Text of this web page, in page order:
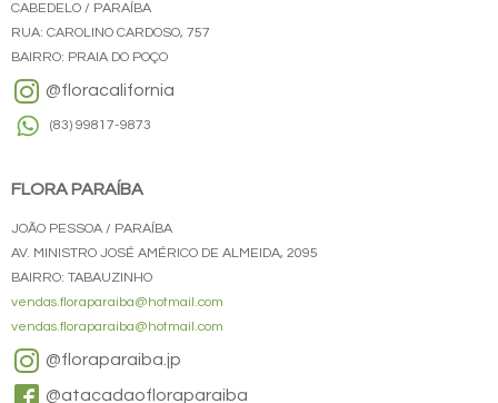
CABEDELO / PARAÍBA
RUA: CAROLINO CARDOSO, 757
BAIRRO: PRAIA DO POÇO
@floracalifornia
(83) 99817-9873
FLORA PARAÍBA
JOÃO PESSOA / PARAÍBA
AV. MINISTRO JOSÉ AMÉRICO DE ALMEIDA, 2095
BAIRRO: TABAUZINHO
vendas.floraparaiba@hotmail.com
vendas.floraparaiba@hotmail.com
@floraparaiba.jp
@atacadaofloraparaiba